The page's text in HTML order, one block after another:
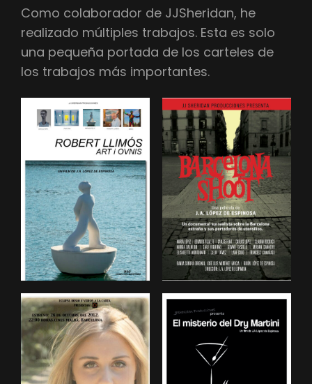
Como colaborador de JJSheridan, he
realizado múltiples trabajos. Esta es solo
una pequeña portada de los carteles de
los trabajos más importantes.